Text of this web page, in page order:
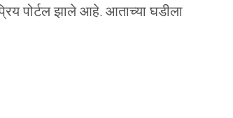
पोर्टल झाले आहे. आताच्या घडीला